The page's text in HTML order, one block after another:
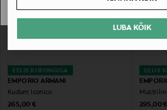
LUBA KÕIK
EELIS KUPONGIGA
EMPORIO ARMANI
Kudum Iconico
Original Price
265,00 €
EELIS
Original
295,00 €